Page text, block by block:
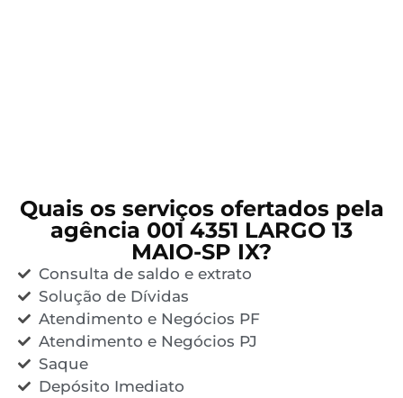
Quais os serviços ofertados pela
agência 001 4351 LARGO 13
MAIO-SP IX?
Consulta de saldo e extrato
Solução de Dívidas
Atendimento e Negócios PF
Atendimento e Negócios PJ
Saque
Depósito Imediato